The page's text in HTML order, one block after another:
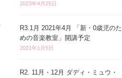
2023年4月25日
R3.1月 2021年4月 「新・0歳児のた
めの音楽教室」開講予定
2021年1月5日
R2. 11月・12月 ダディ・ミュウ・